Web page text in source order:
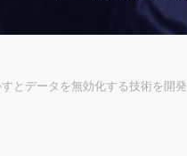
とデータを無効化する技術を開発